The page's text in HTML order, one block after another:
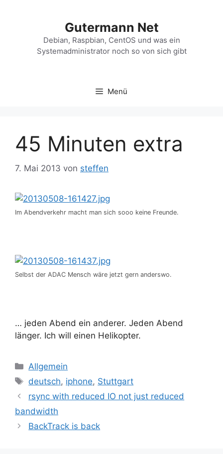
Gutermann Net
Debian, Raspbian, CentOS und was ein
Systemadministrator noch so von sich gibt
Menü
45 Minuten extra
7. Mai 2013 von steffen
Im Abendverkehr macht man sich sooo keine Freunde.
Selbst der ADAC Mensch wäre jetzt gern anderswo.
… jeden Abend ein anderer. Jeden Abend
länger. Ich will einen Helikopter.
Kategorien
Allgemein
Schlagwörter
deutsch, iphone, Stuttgart
rsync with reduced IO not just reduced
bandwidth
BackTrack is back